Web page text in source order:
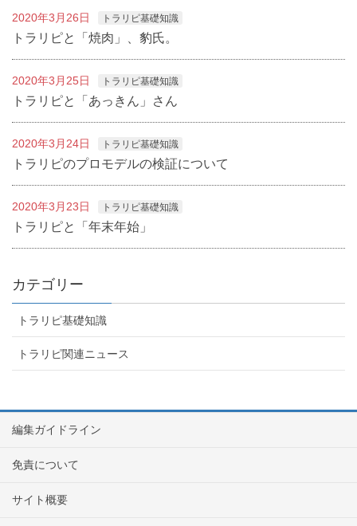
2020年3月26日 トラリピ基礎知識
トラリピと「焼肉」、豹氏。
2020年3月25日 トラリピ基礎知識
トラリピと「あっきん」さん
2020年3月24日 トラリピ基礎知識
トラリピのプロモデルの検証について
2020年3月23日 トラリピ基礎知識
トラリピと「年末年始」
カテゴリー
トラリピ基礎知識
トラリピ関連ニュース
編集ガイドライン
免責について
サイト概要